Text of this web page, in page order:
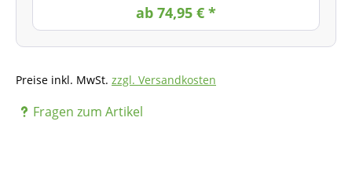
ab 74,95 € *
Preise inkl. MwSt. zzgl. Versandkosten
Fragen zum Artikel